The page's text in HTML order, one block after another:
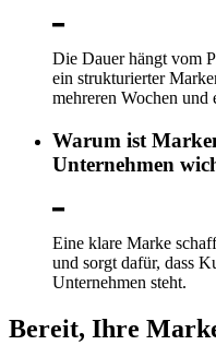
Die Dauer hängt vom
ein strukturierter
mehreren Wochen und
Warum ist
Unternehmen
Eine klare Marke
und sorgt dafür, dass
Unternehmen steht.
Bereit, Ihre